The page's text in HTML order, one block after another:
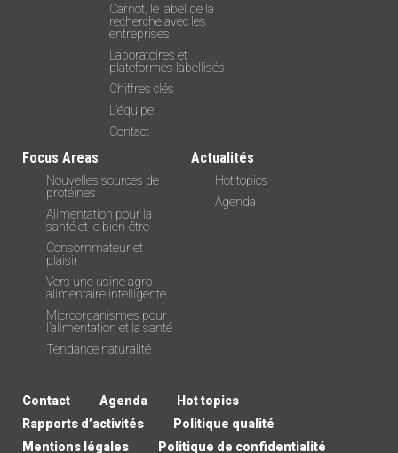
Carnot, le label de la
recherche avec les
entreprises
Laboratoires et
plateformes labellisés
Chiffres clés
L’équipe
Contact
Focus Areas
Nouvelles sources de
protéines
Alimentation pour la
santé et le bien-être
Consommateur et
plaisir
Vers une usine agro-
alimentaire intelligente
Microorganismes pour
l’alimentation et la santé
Tendance naturalité
Actualités
Hot topics
Agenda
Contact Agenda
Hot topics
Rapports d’activités
Politique qualité
Mentions légales
Politique de confidentialité